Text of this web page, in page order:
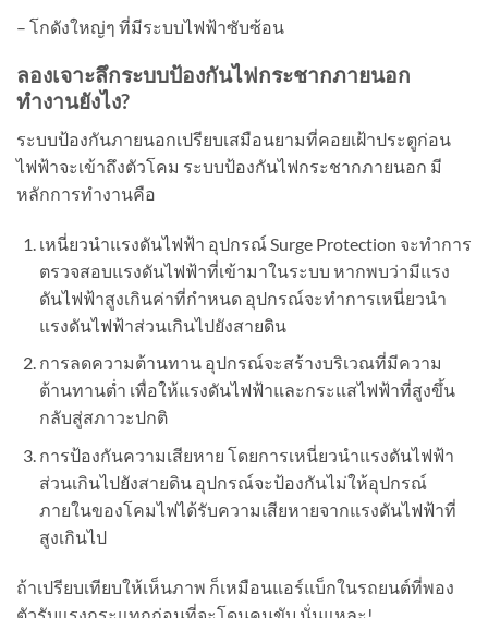
– โกดังใหญ่ๆ ที่มีระบบไฟฟ้าซับซ้อน
ลองเจาะลึกระบบป้องกันไฟกระชากภายนอก
ทำงานยังไง?
ระบบป้องกันภายนอกเปรียบเสมือนยามที่คอยเฝ้าประตูก่อน
ไฟฟ้าจะเข้าถึงตัวโคม ระบบป้องกันไฟกระชากภายนอก มี
หลักการทำงานคือ
เหนี่ยวนำแรงดันไฟฟ้า อุปกรณ์ Surge Protection จะทำการ
ตรวจสอบแรงดันไฟฟ้าที่เข้ามาในระบบ หากพบว่ามีแรง
ดันไฟฟ้าสูงเกินค่าที่กำหนด อุปกรณ์จะทำการเหนี่ยวนำ
แรงดันไฟฟ้าส่วนเกินไปยังสายดิน
การลดความต้านทาน อุปกรณ์จะสร้างบริเวณที่มีความ
ต้านทานต่ำ เพื่อให้แรงดันไฟฟ้าและกระแสไฟฟ้าที่สูงขึ้น
กลับสู่สภาวะปกติ
การป้องกันความเสียหาย โดยการเหนี่ยวนำแรงดันไฟฟ้า
ส่วนเกินไปยังสายดิน อุปกรณ์จะป้องกันไม่ให้อุปกรณ์
ภายในของโคมไฟได้รับความเสียหายจากแรงดันไฟฟ้าที่
สูงเกินไป
ถ้าเปรียบเทียบให้เห็นภาพ ก็เหมือนแอร์แบ็กในรถยนต์ที่พอง